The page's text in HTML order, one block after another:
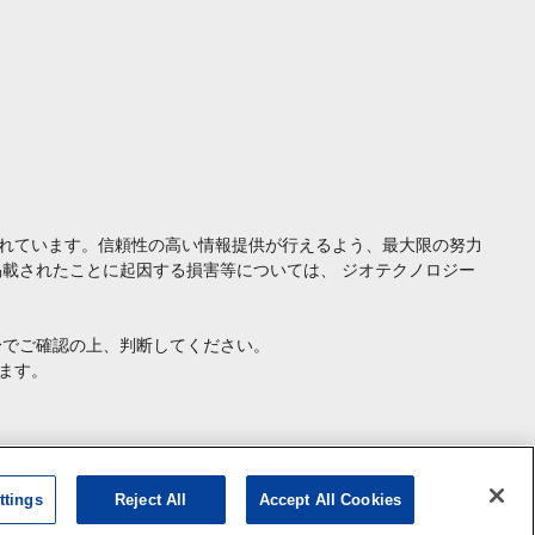
います。信頼性の高い情報提供が行えるよう、最大限の努力
されたことに起因する損害等については、 ジオテクノロジー
ご確認の上、判断してください。
す。
Reject All Accept All Cookies